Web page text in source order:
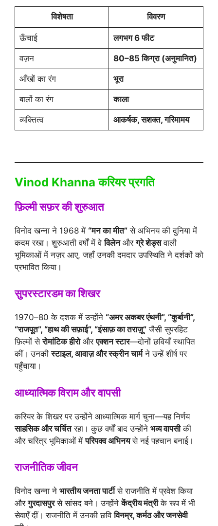
विशेषता विवरण
ऊँचाई लगभग 6 फीट
वज़न 80–85 किग्रा (अनुमानित)
आँखों का रंग भूरा
बालों का रंग काला
व्यक्तित्व आकर्षक, सशक्त, गरिमामय
Vinod Khanna करियर प्रगति
फ़िल्मी सफ़र की शुरुआत
विनोद खन्ना ने 1968 में “मन का मीत” से अभिनय की दुनिया में
कदम रखा। शुरुआती वर्षों में वेविलेनऔरग्रे शेड्सवाली
भूमिकाओं में नज़र आए, जहाँ उनकी दमदार उपस्थिति ने दर्शकों को
प्रभावित किया।
सुपरस्टारडम का शिखर
1970–80 के दशक में उन्होंने “अमर अकबर एंथनी”, “कुर्बानी”,
“राजपूत”, “हाथ की सफ़ाई”, “इंसाफ़ का तराज़ू” जैसी सुपरहिट
फ़िल्मों सेरोमांटिक हीरोऔरएक्शन स्टार—दोनों छवियाँ स्थापित
कीं। उनकीस्टाइल, आवाज़ और स्क्रीन चार्मने उन्हें शीर्ष पर
पहुँचाया।
आध्यात्मिक विराम और वापसी
करियर के शिखर पर उन्होंने आध्यात्मिक मार्ग चुना—यह निर्णय
साहसिक और चर्चितरहा। कुछ वर्षों बाद उन्होंने भव्य वापसीकी
और चरित्र भूमिकाओं मेंपरिपक्व अभिनयसे नई पहचान बनाई।
राजनीतिक जीवन
विनोद खन्ना ने भारतीय जनता पार्टीसे राजनीति में प्रवेश किया
औरगुरदासपुरसे सांसद बने। उन्होंनेकेंद्रीय मंत्रीके रूप में भी
सेवाएँ दीं। राजनीति में उनकी छविविनम्र, कर्मठ और जनसेवी